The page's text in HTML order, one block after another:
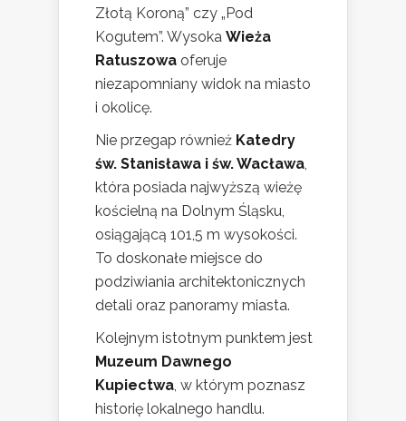
Złotą Koroną” czy „Pod
Kogutem”. Wysoka Wieża
Ratuszowa oferuje
niezapomniany widok na miasto
i okolicę.
Nie przegap również Katedry
św. Stanisława i św. Wacława
która posiada najwyższą wieżę
kościelną na Dolnym Śląsku,
osiągającą 101,5 m wysokości.
To doskonałe miejsce do
podziwiania architektonicznych
detali oraz panoramy miasta.
Kolejnym istotnym punktem jest
Muzeum Dawnego
Kupiectwa , w którym poznasz
historię lokalnego handlu.